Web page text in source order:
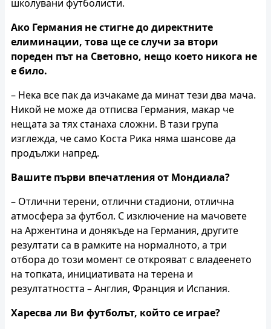
школувани футболисти.
Ако Германия не стигне до директните
елиминации, това ще се случи за втори
пореден път на Световно, нещо което никога не
е било.
– Нека все пак да изчакаме да минат тези два мача.
Никой не може да отписва Германия, макар че
нещата за тях станаха сложни. В тази група
изглежда, че само Коста Рика няма шансове да
продължи напред.
Вашите първи впечатления от Мондиала?
– Отлични терени, отлични стадиони, отлична
атмосфера за футбол. С изключение на мачовете
на Аржентина и донякъде на Германия, другите
резултати са в рамките на нормалното, а три
отбора до този момент се открояват с владеенето
на топката, инициативата на терена и
резултатността – Англия, Франция и Испания.
Харесва ли Ви футболът, който се играе?